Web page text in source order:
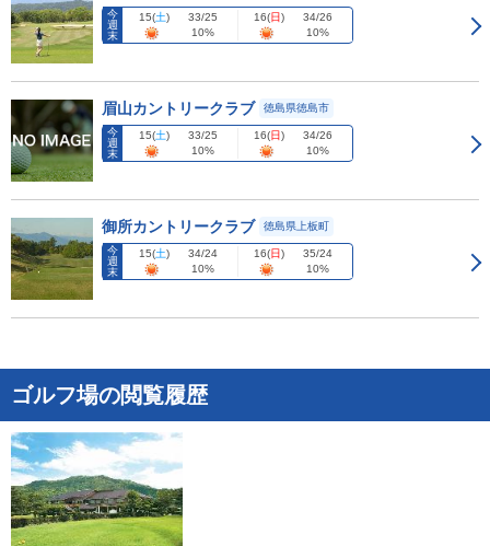
今
週
末
15(土)
33/25
10%
16(日)
34/26
10%
眉山カントリークラブ
徳島県徳島市
今
週
末
15(土)
33/25
10%
16(日)
34/26
10%
御所カントリークラブ
徳島県上板町
今
週
末
15(土)
34/24
10%
16(日)
35/24
10%
ゴルフ場の閲覧履歴